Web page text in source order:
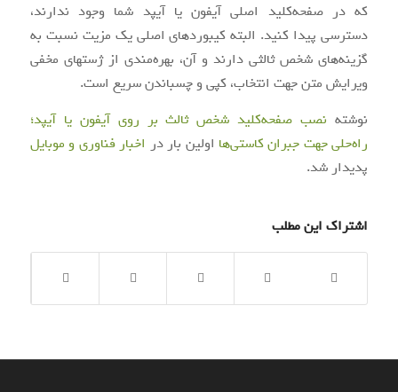
که در صفحه‌کلید اصلی آیفون یا آیپد شما وجود ندارند،
دسترسی پیدا کنید. البته کیبوردهای اصلی یک مزیت نسبت به
گزینه‌های شخص ثالثی دارند و آن، بهره‌مندی از ژست‎های مخفی
ویرایش متن جهت انتخاب، کپی و چسباندن سریع است.
نوشته نصب صفحه‌کلید شخص ثالث بر روی آیفون یا آیپد؛
راه‌حلی جهت جبران کاستی‌ها اولین بار در اخبار فناوری و موبایل
پدیدار شد.
اشتراک این مطلب